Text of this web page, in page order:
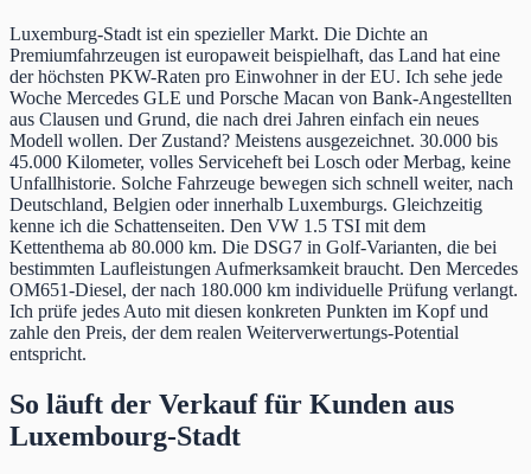
Luxemburg-Stadt ist ein spezieller Markt. Die Dichte an
Premiumfahrzeugen ist europaweit beispielhaft, das Land hat eine
der höchsten PKW-Raten pro Einwohner in der EU. Ich sehe jede
Woche Mercedes GLE und Porsche Macan von Bank-Angestellten
aus Clausen und Grund, die nach drei Jahren einfach ein neues
Modell wollen. Der Zustand? Meistens ausgezeichnet. 30.000 bis
45.000 Kilometer, volles Serviceheft bei Losch oder Merbag, keine
Unfallhistorie. Solche Fahrzeuge bewegen sich schnell weiter, nach
Deutschland, Belgien oder innerhalb Luxemburgs. Gleichzeitig
kenne ich die Schattenseiten. Den VW 1.5 TSI mit dem
Kettenthema ab 80.000 km. Die DSG7 in Golf-Varianten, die bei
bestimmten Laufleistungen Aufmerksamkeit braucht. Den Mercedes
OM651-Diesel, der nach 180.000 km individuelle Prüfung verlangt.
Ich prüfe jedes Auto mit diesen konkreten Punkten im Kopf und
zahle den Preis, der dem realen Weiterverwertungs-Potential
entspricht.
So läuft der Verkauf für Kunden aus
Luxembourg-Stadt